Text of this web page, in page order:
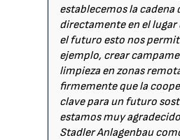
establecemos la cadena
directamente en el lugar
el futuro esto nos
ejemplo, crear
limpieza en zonas
firmemente que la
clave para un futuro
estamos muy
Stadler Anlagenbau